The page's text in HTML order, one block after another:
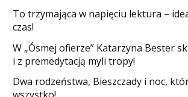
​To trzymająca w napięciu lektura –
czas!
W „Ósmej ofierze” Katarzyna Bester
i z premedytacją myli tropy!
Dwa rodzeństwa, Bieszczady i noc,